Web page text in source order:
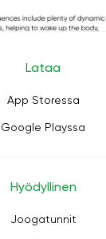
Lataa
App Storessa
Google Playssa
Hyödyllinen
Joogatunnit